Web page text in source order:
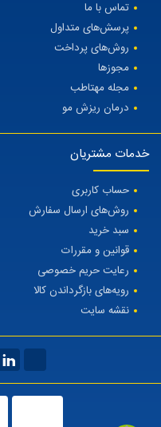
تماس با ما
پرسش‌های متداول
روش‌های پرداخت
مجوزها
مجله مهتاطب
درمان ریزش مو
خدمات مشتریان
حساب کاربری
روش‌های ارسال سفارش
سبد خرید
قوانین و مقررات
رعایت حریم خصوصی
رویه‌های بازگرداندن کالا
نقشه سایت